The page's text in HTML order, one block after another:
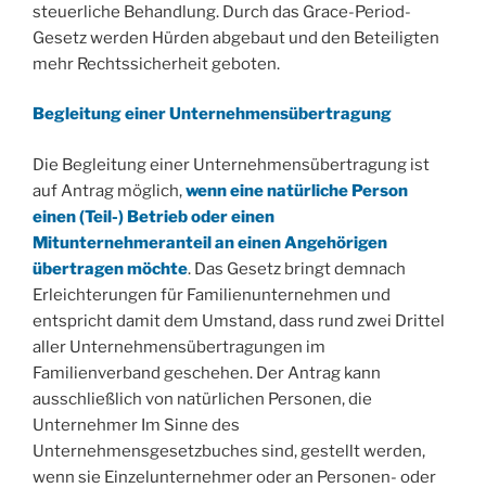
steuerliche Behandlung. Durch das Grace-Period-
Gesetz werden Hürden abgebaut und den Beteiligten
mehr Rechtssicherheit geboten.
Begleitung einer Unternehmensübertragung
Die Begleitung einer Unternehmensübertragung ist
auf Antrag möglich,wenn eine natürliche Person
einen (Teil-) Betrieb oder einen
Mitunternehmeranteil an einen Angehörigen
übertragen möchte. Das Gesetz bringt demnach
Erleichterungen für Familienunternehmen und
entspricht damit dem Umstand, dass rund zwei Drittel
aller Unternehmensübertragungen im
Familienverband geschehen. Der Antrag kann
ausschließlich von natürlichen Personen, die
Unternehmer Im Sinne des
Unternehmensgesetzbuches sind, gestellt werden,
wenn sie Einzelunternehmer oder an Personen- oder